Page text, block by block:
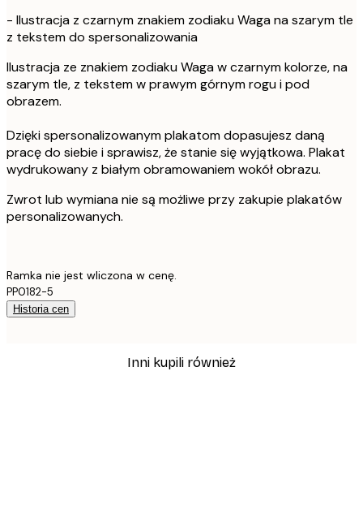
- Ilustracja z czarnym znakiem zodiaku Waga na szarym tle
z tekstem do spersonalizowania
Ilustracja ze znakiem zodiaku Waga w czarnym kolorze, na
szarym tle, z tekstem w prawym górnym rogu i pod
obrazem.
Dzięki spersonalizowanym plakatom dopasujesz daną
pracę do siebie i sprawisz, że stanie się wyjątkowa. Plakat
wydrukowany z białym obramowaniem wokół obrazu.
Zwrot lub wymiana nie są możliwe przy zakupie plakatów
personalizowanych.
Ramka nie jest wliczona w cenę.
PP0182-5
Historia cen
Inni kupili również